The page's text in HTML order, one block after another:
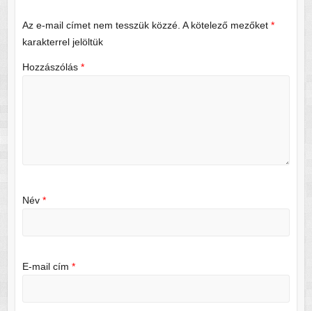
Az e-mail címet nem tesszük közzé. A kötelező mezőket *
karakterrel jelöltük
Hozzászólás *
Név *
E-mail cím *